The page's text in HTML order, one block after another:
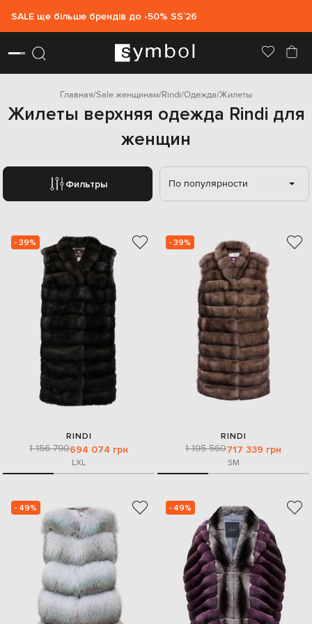
SALE ще більше брендів до -50% SS`26
Главная Sale женщинам Rindi Одежда Жилеты
Жилеты верхняя одежда Rindi для
женщин
Фильтры По популярности
- 39%
RINDI
1 156 790694 074 грн
LXL
- 39%
RINDI
1 195 560717 339 грн
SM
- 49% - 49%